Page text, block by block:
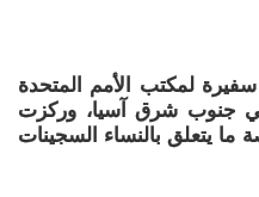
سفيرة لمكتب الأمم المتحدة
في جنوب شرق آسيا، وركزت
ما يتعلق بالنساء السجينات